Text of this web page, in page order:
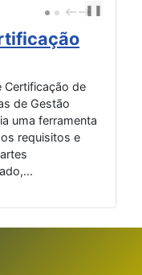
P
V
N❚❚
Certificação de
de Gestão
uma ferramenta
requisitos e